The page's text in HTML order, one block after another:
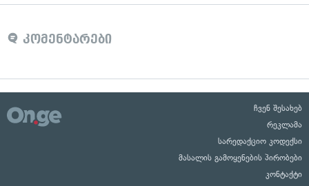
კომენტარები
ჩვენ შესახებ
რეკლამა
სარედაქციო კოდექსი
მასალის გამოყენების პირობები
კონტაქტი